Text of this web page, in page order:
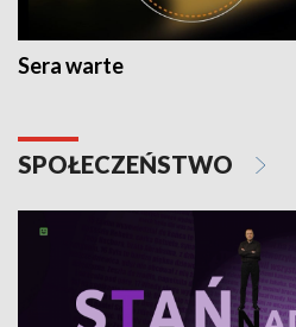
Sera warte
SPOŁECZEŃSTWO